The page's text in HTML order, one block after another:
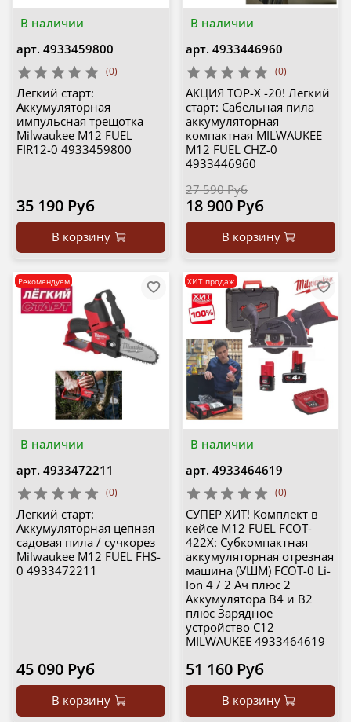
В наличии
арт. 4933459800
(0)
Легкий старт:
Аккумуляторная
импульсная трещотка
Milwaukee M12 FUEL
FIR12-0 4933459800
35 190 Руб
В корзину
В наличии
арт. 4933446960
(0)
АКЦИЯ TOP-X -20! Легкий
старт: Сабельная пила
аккумуляторная
компактная MILWAUKEE
M12 FUEL CHZ-0
4933446960
27 590 Руб
18 900 Руб
В корзину
В наличии
Рекомендуем
арт. 4933472211
(0)
Легкий старт:
Аккумуляторная цепная
садовая пила / сучкорез
Milwaukee M12 FUEL FHS-
0 4933472211
45 090 Руб
В корзину
В наличии
ХИТ продаж
арт. 4933464619
(0)
СУПЕР ХИТ! Комплект в
кейсе M12 FUEL FCOT-
422X: Субкомпактная
аккумуляторная отрезная
машина (УШМ) FCOT-0 Li-
Ion 4 / 2 Ач плюс 2
Аккумулятора B4 и B2
плюс Зарядное
устройство C12
MILWAUKEE 4933464619
51 160 Руб
В корзину